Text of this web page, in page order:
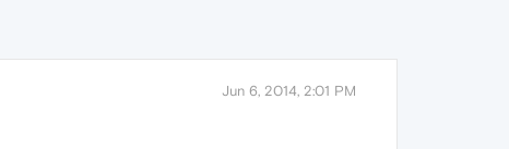
Jun 6, 2014, 2:01 PM